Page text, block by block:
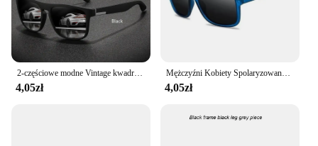
2-częściowe modne Vintage kwadratowe sportowe okulary przeciwsłoneczne mężczyźni kobiety jazda wędkarstwo marka projektant okulary przeciwsłoneczne Retro okulary męskie UV400
4,05zł
Mężczyźni Kobiety Spolaryzowane okulary przeciwsłoneczne Luksusowa marka Projektant Vintage Okulary przeciwsłoneczne Mężczyzna Modne okulary przeciwsłoneczne do jazdy Okulary Okulary
4,05zł